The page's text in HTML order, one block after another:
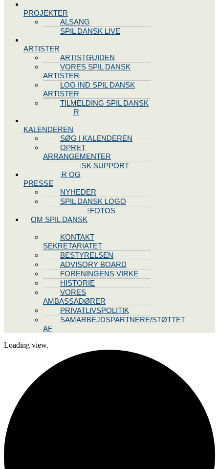
PROJEKTER
ALSANG
SPIL DANSK LIVE
ARTISTER
ARTISTGUIDEN
VORES SPIL DANSK
ARTISTER
LOG IND SPIL DANSK
ARTISTER
TILMELDING SPIL DANSK
ARTISTER
KALENDEREN
SØG I KALENDEREN
OPRET
ARRANGEMENTER
TEKNISK SUPPORT
NYHEDER OG
PRESSE
NYHEDER
SPIL DANSK LOGO
PRESSEFOTOS
OM SPIL DANSK
KONTAKT
SEKRETARIATET
BESTYRELSEN
ADVISORY BOARD
FORENINGENS VIRKE
HISTORIE
VORES
AMBASSADØRER
PRIVATLIVSPOLITIK
SAMARBEJDSPARTNERE/STØTTET
AF
Loading view.